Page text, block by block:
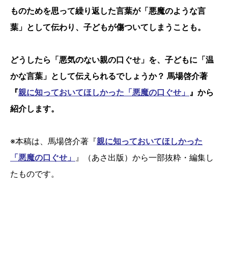
ものためを思って繰り返した言葉が「悪魔のような言
葉」として伝わり、子どもが傷ついてしまうことも。
どうしたら「悪気のない親の口ぐせ」を、子どもに「温
かな言葉」として伝えられるでしょうか？ 馬場啓介著
『親に知っておいてほしかった「悪魔の口ぐせ」
』から
紹介します。
※本稿は、馬場啓介著『親に知っておいてほしかった
「悪魔の口ぐせ」
』（あさ出版）から一部抜粋・編集し
たものです。